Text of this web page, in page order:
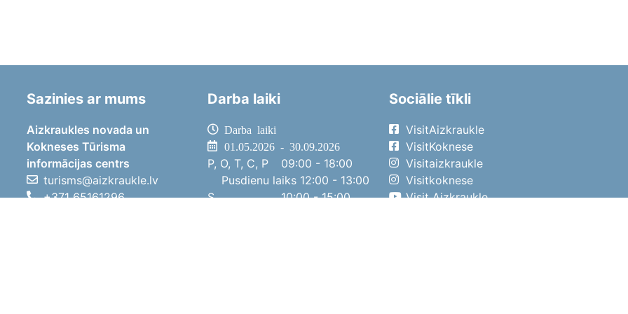
Sazinies ar mums
Aizkraukles novada un
Kokneses Tūrisma
informācijas centrs
turisms@aizkraukle.lv
+371 65161296
Darba laiki
Darba laiki
01.05.2026 - 30.09.2026
P, O, T, C, P
09:00 - 18:00
Pusdienu laiks 12:00 - 13:00
S
10:00 - 15:00
Sociālie tīkli
VisitAizkraukle
VisitKoknese
Visitaizkraukle
Visitkoknese
Visit Aizkraukle